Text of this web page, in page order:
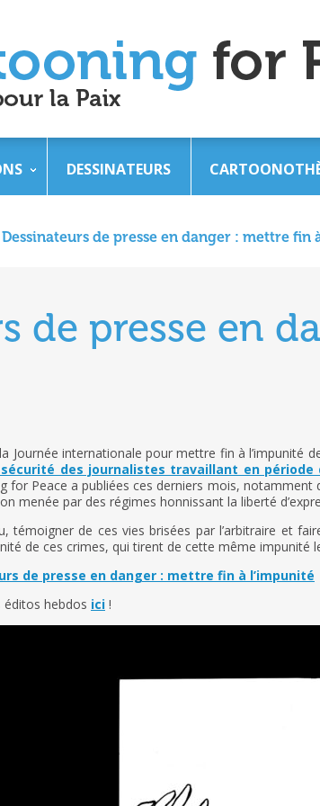
DESSINATEURS
Dessinateurs de presse en danger : mettre fin
de presse en
Journée internationale pour mettre fin à l’impunité
des journalistes travaillant en
for Peace a publiées ces derniers mois, notamment
menée par des régimes honnissant la liberté
témoigner de ces vies brisées par l’arbitraire et
de ces crimes, qui tirent de cette même impunité
de presse en danger : mettre fin à l’impunité
éditos hebdos ici !